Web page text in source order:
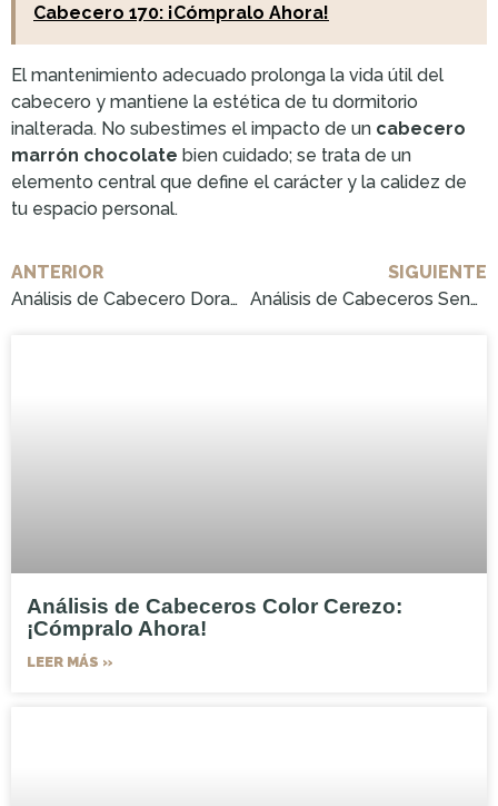
Cabecero 170: ¡Cómpralo Ahora!
El mantenimiento adecuado prolonga la vida útil del
cabecero y mantiene la estética de tu dormitorio
inalterada. No subestimes el impacto de un cabecero
marrón chocolate bien cuidado; se trata de un
elemento central que define el carácter y la calidez de
tu espacio personal.
ANTERIOR
Análisis de Cabecero Dorado Antiguo: ¡Cómpralo Ahora!
SIGUIENTE
Análisis de Cabeceros Sencillos y Elegantes: ¡Cómpralo Ahora!
Análisis de Cabeceros Color Cerezo:
¡Cómpralo Ahora!
LEER MÁS »